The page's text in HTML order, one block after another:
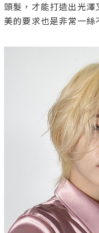
頭髮，才能打造出光澤
美的要求也是非常一絲